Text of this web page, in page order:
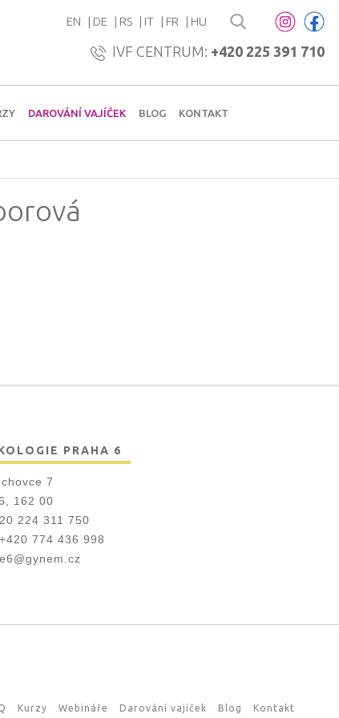
EN DE RS IT FR HU
IVF CENTRUM: +420 225 391 710
DAROVÁNÍ VAJÍČEK BLOG KONTAKT
PRAHA 6
7
162 00
224 311 750
+420 774 436 998
Kurzy Webináře Darování vajíček Blog Kontakt